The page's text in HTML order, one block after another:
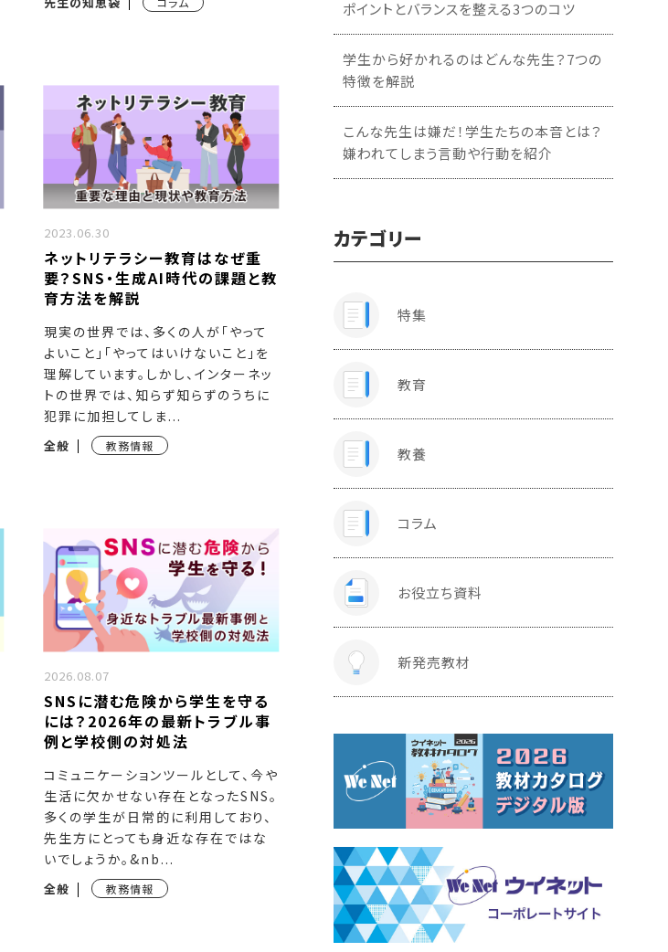
2023.06.30
ネットリテラシー教育はなぜ重
要？SNS・生成AI時代の課題と教
育方法を解説
現実の世界では、多くの人が「やって
よいこと」「やってはいけないこと」を
理解しています。しかし、インターネッ
トの世界では、知らず知らずのうちに
犯罪に加担してしま...
全般 教務情報
2026.08.07
SNSに潜む危険から学生を守る
には？2026年の最新トラブル事
例と学校側の対処法
コミュニケーションツールとして、今や
生活に欠かせない存在となったSNS。
多くの学生が日常的に利用しており、
先生方にとっても身近な存在ではな
いでしょうか。&nb...
全般 教務情報
ポイントとバランスを整える3つのコツ
学生から好かれるのはどんな先生？7つの
特徴を解説
こんな先生は嫌だ！学生たちの本音とは？
嫌われてしまう言動や行動を紹介
カテゴリー
特集
教育
教養
コラム
お役立ち資料
新発売教材